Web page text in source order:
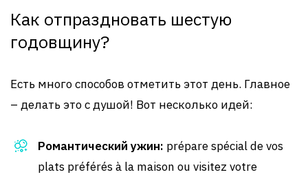
Как отпраздновать шестую
годовщину?
Есть много способов отметить этот день. Главное
– делать это с душой! Вот несколько идей:
Романтический ужин: prépare spécial de vos
plats préférés à la maison ou visitez votre